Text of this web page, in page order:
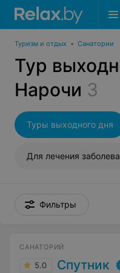
Туризм и отдых • Санатории
Тур
Нарочи 3
Туры выходного дня
Для лечения
Фильтры
САНАТОРИЙ
5.0 Спутник